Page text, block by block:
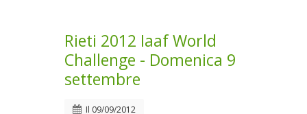
Rieti 2012 Iaaf World
Challenge - Domenica 9
settembre
Il 09/09/2012